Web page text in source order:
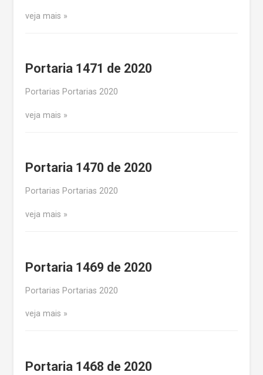
veja mais
Portaria 1471 de 2020
Portarias Portarias 2020
veja mais
Portaria 1470 de 2020
Portarias Portarias 2020
veja mais
Portaria 1469 de 2020
Portarias Portarias 2020
veja mais
Portaria 1468 de 2020